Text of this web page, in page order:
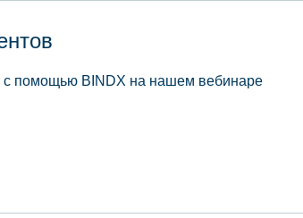
с помощью BINDX на нашем вебинаре